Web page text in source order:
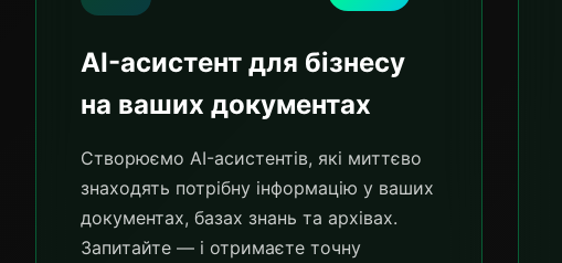
AI-асистент для бізнесу
на ваших документах
Створюємо AI-асистентів, які миттєво
знаходять потрібну інформацію у ваших
документах, базах знань та архівах.
Запитайте — і отримаєте точну